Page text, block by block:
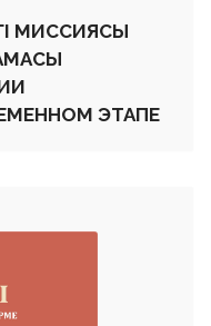
МИССИЯСЫ
ЭТАПЕ